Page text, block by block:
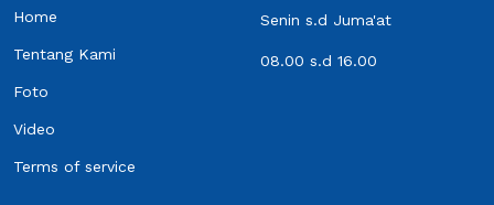
Home
Tentang Kami
Foto
Video
Terms of service
Senin s.d Juma'at
08.00 s.d 16.00